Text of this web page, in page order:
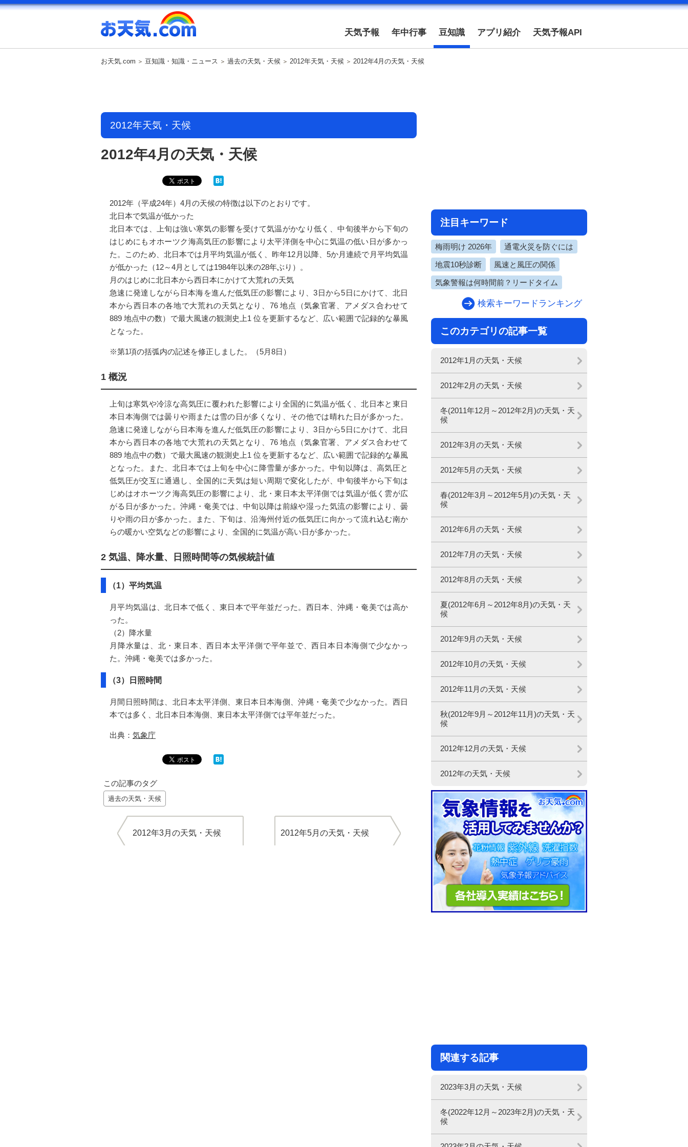
天気予報 年中行事 豆知識 アプリ紹介 天気予報API
お天気.com 豆知識・知識・ニュース 過去の天気・天候 2012年天気・天候 2012年4月の天気・天候
2012年天気・天候
2012年4月の天気・天候
2012年（平成24年）4月の天候の特徴は以下のとおりです。
北日本で気温が低かった
北日本では、上旬は強い寒気の影響を受けて気温がかなり低く、中旬後半から下旬の
はじめにもオホーツク海高気圧の影響により太平洋側を中心に気温の低い日が多かっ
た。このため、北日本では月平均気温が低く、昨年12月以降、5か月連続で月平均気温
が低かった（12～4月としては1984年以来の28年ぶり）。
月のはじめに北日本から西日本にかけて大荒れの天気
急速に発達しながら日本海を進んだ低気圧の影響により、3日から5日にかけて、北日
本から西日本の各地で大荒れの天気となり、76 地点（気象官署、アメダス合わせて
889 地点中の数）で最大風速の観測史上1 位を更新するなど、広い範囲で記録的な暴風
となった。
※第1項の括弧内の記述を修正しました。（5月8日）
1 概況
上旬は寒気や冷涼な高気圧に覆われた影響により全国的に気温が低く、北日本と東日
本日本海側では曇りや雨または雪の日が多くなり、その他では晴れた日が多かった。
急速に発達しながら日本海を進んだ低気圧の影響により、3日から5日にかけて、北日
本から西日本の各地で大荒れの天気となり、76 地点（気象官署、アメダス合わせて
889 地点中の数）で最大風速の観測史上1 位を更新するなど、広い範囲で記録的な暴風
となった。また、北日本では上旬を中心に降雪量が多かった。中旬以降は、高気圧と
低気圧が交互に通過し、全国的に天気は短い周期で変化したが、中旬後半から下旬は
じめはオホーツク海高気圧の影響により、北・東日本太平洋側では気温が低く雲が広
がる日が多かった。沖縄・奄美では、中旬以降は前線や湿った気流の影響により、曇
りや雨の日が多かった。また、下旬は、沿海州付近の低気圧に向かって流れ込む南か
らの暖かい空気などの影響により、全国的に気温が高い日が多かった。
2 気温、降水量、日照時間等の気候統計値
（1）平均気温
月平均気温は、北日本で低く、東日本で平年並だった。西日本、沖縄・奄美では高か
った。
（2）降水量
月降水量は、北・東日本、西日本太平洋側で平年並で、西日本日本海側で少なかっ
た。沖縄・奄美では多かった。
（3）日照時間
月間日照時間は、北日本太平洋側、東日本日本海側、沖縄・奄美で少なかった。西日
本では多く、北日本日本海側、東日本太平洋側では平年並だった。
出典： 気象庁
この記事のタグ
過去の天気・天候
2012年3月の天気・天候 2012年5月の天気・天候
注目キーワード
梅雨明け 2026年 通電火災を防ぐには
地震10秒診断 風速と風圧の関係
気象警報は何時間前？リードタイム
検索キーワードランキング
このカテゴリの記事一覧
2012年1月の天気・天候
2012年2月の天気・天候
冬(2011年12月～2012年2月)の天気・天
候
2012年3月の天気・天候
2012年5月の天気・天候
春(2012年3月～2012年5月)の天気・天
候
2012年6月の天気・天候
2012年7月の天気・天候
2012年8月の天気・天候
夏(2012年6月～2012年8月)の天気・天
候
2012年9月の天気・天候
2012年10月の天気・天候
2012年11月の天気・天候
秋(2012年9月～2012年11月)の天気・天
候
2012年12月の天気・天候
2012年の天気・天候
関連する記事
2023年3月の天気・天候
冬(2022年12月～2023年2月)の天気・天
候